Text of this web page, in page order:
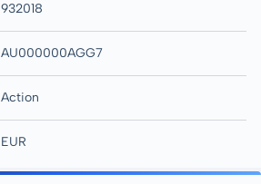
932018
AU000000AGG7
Action
EUR